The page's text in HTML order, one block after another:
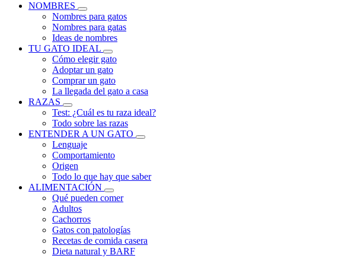
NOMBRES
Nombres para gatos
Nombres para gatas
Ideas de nombres
TU GATO IDEAL
Cómo elegir gato
Adoptar un gato
Comprar un gato
La llegada del gato a casa
RAZAS
Test: ¿Cuál es tu raza ideal?
Todo sobre las razas
ENTENDER A UN GATO
Lenguaje
Comportamiento
Origen
Todo lo que hay que saber
ALIMENTACIÓN
Qué pueden comer
Adultos
Cachorros
Gatos con patologías
Recetas de comida casera
Dieta natural y BARF